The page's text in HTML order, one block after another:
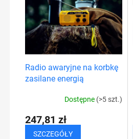
w
Radio awaryjne na korbkę
zasilane energią
bankiem, światłem LED i
Dostępne (>5 szt.)
247,81 zł
SZCZEGÓŁY